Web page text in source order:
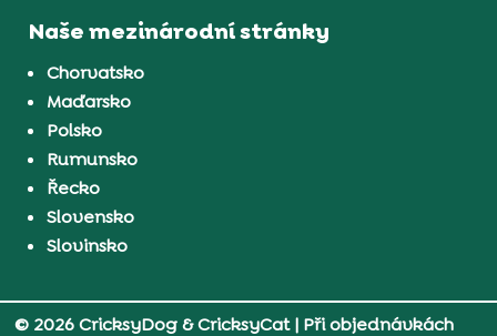
Naše mezinárodní stránky
Chorvatsko
Maďarsko
Polsko
Rumunsko
Řecko
Slovensko
Slovinsko
© 2026 CricksyDog & CricksyCat| Při objednávkách